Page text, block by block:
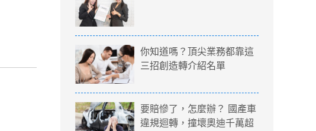
你知道嗎？頂尖業務都靠這
三招創造轉介紹名單
要賠慘了，怎麼辦？ 國產車
違規迴轉，撞壞奧迪千萬超